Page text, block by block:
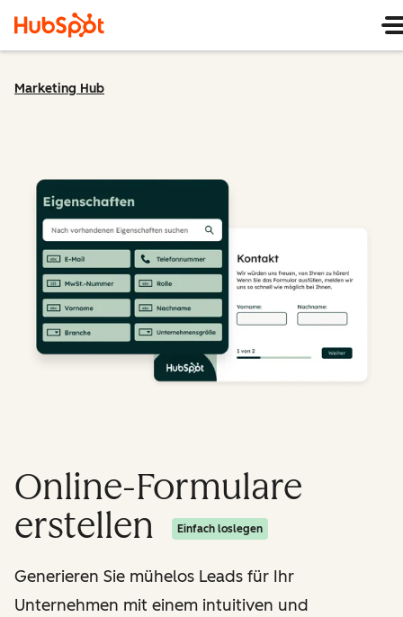
Marketing Hub
Online-Formulare
erstellen
Einfach loslegen
Generieren Sie mühelos Leads für Ihr
Unternehmen mit einem intuitiven und